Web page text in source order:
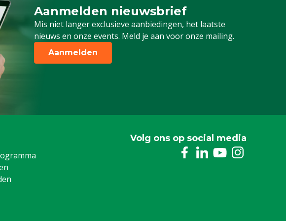
Aanmelden nieuwsbrief
Mis niet langer exclusieve aanbiedingen, het laatste
nieuws en onze events. Meld je aan voor onze mailing.
Schrijf je in voor onze nieuwsbrief
Aanmelden
Volg ons op social media